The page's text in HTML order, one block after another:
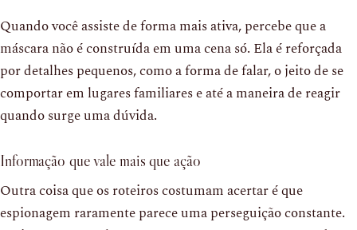
Quando você assiste de forma mais ativa, percebe que a
máscara não é construída em uma cena só. Ela é reforçada
por detalhes pequenos, como a forma de falar, o jeito de se
comportar em lugares familiares e até a maneira de reagir
quando surge uma dúvida.
Informação que vale mais que ação
Outra coisa que os roteiros costumam acertar é que
espionagem raramente parece uma perseguição constante.